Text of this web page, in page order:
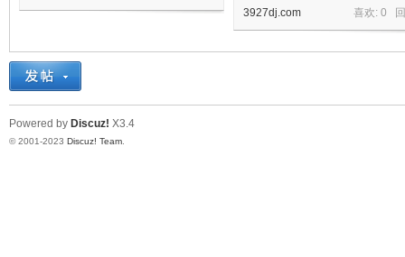
淘
喜欢: 0
3927dj.com
Powered by Discuz! X3.4
© 2001-2023 Discuz! Team.